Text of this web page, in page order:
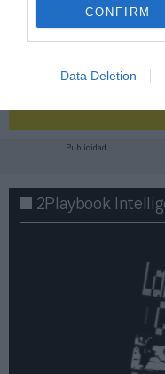
CONFIRM
Data Deletion
¡Haz click aquí y
Publicidad
2Playbook